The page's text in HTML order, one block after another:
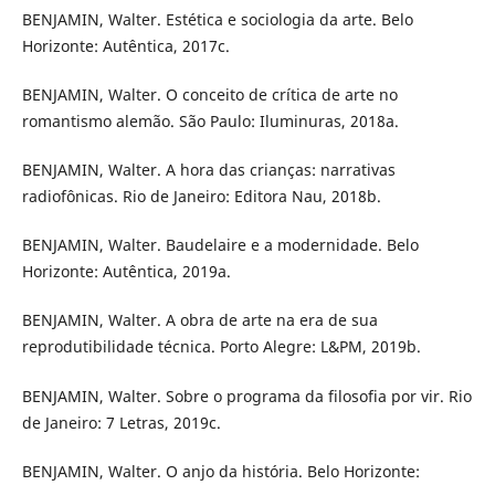
BENJAMIN, Walter. Estética e sociologia da arte. Belo
Horizonte: Autêntica, 2017c.
BENJAMIN, Walter. O conceito de crítica de arte no
romantismo alemão. São Paulo: Iluminuras, 2018a.
BENJAMIN, Walter. A hora das crianças: narrativas
radiofônicas. Rio de Janeiro: Editora Nau, 2018b.
BENJAMIN, Walter. Baudelaire e a modernidade. Belo
Horizonte: Autêntica, 2019a.
BENJAMIN, Walter. A obra de arte na era de sua
reprodutibilidade técnica. Porto Alegre: L&PM, 2019b.
BENJAMIN, Walter. Sobre o programa da filosofia por vir. Rio
de Janeiro: 7 Letras, 2019c.
BENJAMIN, Walter. O anjo da história. Belo Horizonte: